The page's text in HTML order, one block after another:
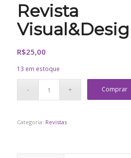
Revista
R$25,00
13 em estoque
Comprar
Categoria: Revistas